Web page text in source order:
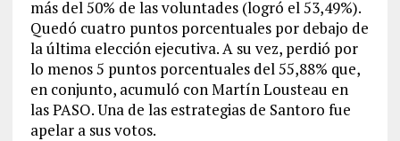
más del 50% de las voluntades (logró el 53,49%).
Quedó cuatro puntos porcentuales por debajo de
la última elección ejecutiva. A su vez, perdió por
lo menos 5 puntos porcentuales del 55,88% que,
en conjunto, acumuló con Martín Lousteau en
las PASO. Una de las estrategias de Santoro fue
apelar a sus votos.